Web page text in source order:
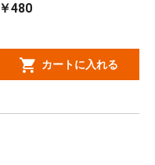
￥480
カートに入れる